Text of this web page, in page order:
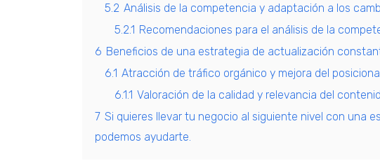
5.2 Análisis de la competencia y adaptación a los
5.2.1 Recomendaciones para el análisis de la
6 Beneficios de una estrategia de actualización
6.1 Atracción de tráfico orgánico y mejora del
6.1.1 Valoración de la calidad y relevancia del
7 Si quieres llevar tu negocio al siguiente nivel con una
podemos ayudarte.